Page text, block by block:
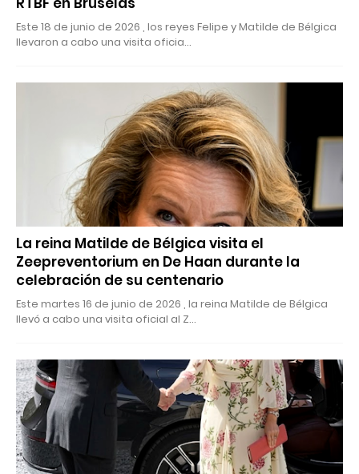
Este 18 de junio de 2026 , los reyes Felipe y Matilde de Bélgica
llevaron a cabo una visita oficia…
La reina Matilde de Bélgica visita el
Zeepreventorium en De Haan durante la
celebración de su centenario
Este martes 16 de junio de 2026 , la reina Matilde de Bélgica
llevó a cabo una visita oficial al Z…